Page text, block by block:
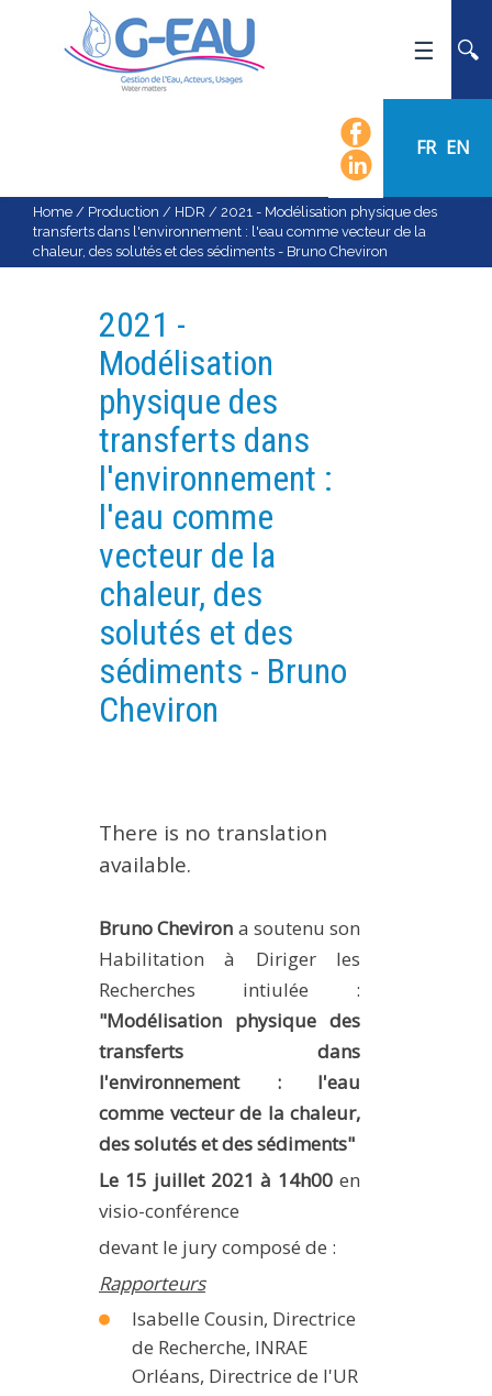
FR EN
NEWS
EVENTS
CALENDAR OF EVENTS
FLOW CHART
RESEARCH
EXPERIMENTAL PLATFORMS
GEOGRAPHIC LOCATIONS
CURRENT PROJECTS
COMPLETED PROJECTS
UMR NETWORKS
REGULAR SEMINARS
EDUCATION AND TRAINING
DOCTORAL TRAINING
PRODUCTION
SOFTWARE
PUBLICATIONS SUR HAL
WORKING PAPERS
Home / Production / HDR / 2021 - Modélisation physique des
transferts dans l'environnement : l'eau comme vecteur de la
chaleur, des solutés et des sédiments - Bruno Cheviron
2021 -
Modélisation
physique des
transferts dans
l'environnement :
l'eau comme
vecteur de la
chaleur, des
solutés et des
sédiments - Bruno
Cheviron
There is no translation
available.
Bruno Cheviron a soutenu son
Habilitation à Diriger les
Recherches intiulée :
"Modélisation physique des
transferts dans
l'environnement : l'eau
comme vecteur de la chaleur,
des solutés et des sédiments"
Le 15 juillet 2021 à 14h00 en
visio-conférence
devant le jury composé de :
Rapporteurs
Isabelle Cousin, Directrice
de Recherche, INRAE
Orléans, Directrice de l'UR